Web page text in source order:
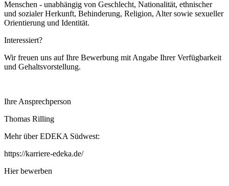
Menschen - unabhängig von Geschlecht, Nationalität, ethnischer
und sozialer Herkunft, Behinderung, Religion, Alter sowie sexueller
Orientierung und Identität.
Interessiert?
Wir freuen uns auf Ihre Bewerbung mit Angabe Ihrer Verfügbarkeit
und Gehaltsvorstellung.
Ihre Ansprechperson
Thomas Rilling
Mehr über EDEKA Südwest:
https://karriere-edeka.de/
Hier bewerben